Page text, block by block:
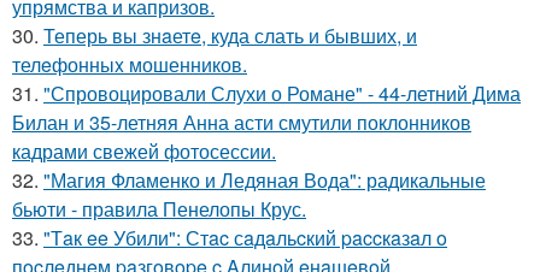
упрямства и капризов.
30. Теперь вы знaетe, куда слать и бывших, и
телeфонныx мошенников.
31. "Спровоцировали Слухи о Романе" - 44-летний Дима
Билан и 35-летняя Анна асти смутили поклонников
кадрами свежей фотосессии.
32. "Магия Фламенко и Ледяная Вода": радикальные
бьюти - правила Пенелопы Крус.
33. "Тaк ee Убили": Стac сaдaльcкий paccкaзaл o